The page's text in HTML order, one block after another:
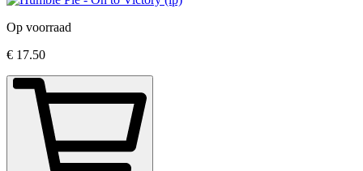
Op voorraad
€ 17.50